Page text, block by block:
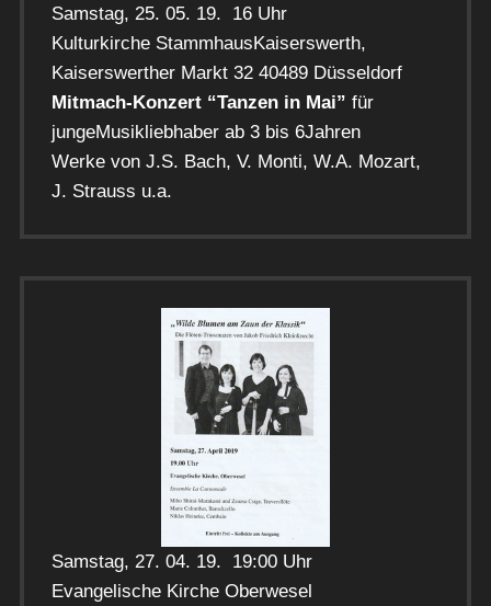
Samstag, 25. 05. 19. 16 Uhr
Kulturkirche StammhausKaiserswerth,
Kaiserswerther Markt 32 40489 Düsseldorf
Mitmach-Konzert “Tanzen in Mai”für
jungeMusikliebhaber ab 3 bis 6Jahren
Werke von J.S. Bach, V. Monti, W.A. Mozart,
J. Strauss u.a.
Samstag, 27. 04. 19. 19:00 Uhr
Evangelische Kirche Oberwesel